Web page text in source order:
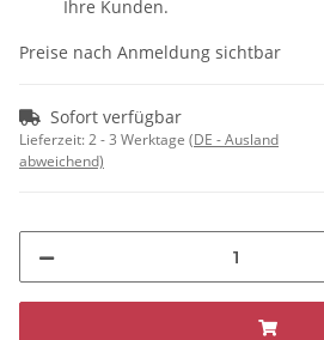
Ihre Kunden.
Preise nach Anmeldung sichtbar
Sofort verfügbar
Lieferzeit:2 - 3 Werktage (DE - Ausland
abweichend)